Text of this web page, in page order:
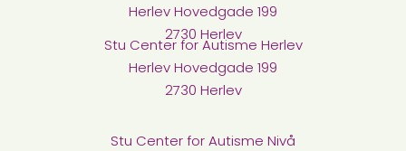
Herlev Hovedgade 199
2730 Herlev
Stu Center for Autisme​ Herlev
Herlev Hovedgade 199
2730 Herlev
Stu Center for Autisme Nivå​